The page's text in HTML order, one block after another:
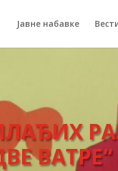
Јавне набавке